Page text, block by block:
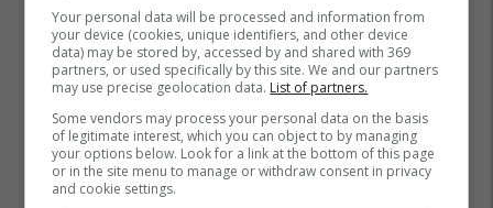
Plan B
Sigurimi i biznesit me NOVATRA
Vermögensberatung AG
NOVATRA
Your personal data will be processed and information from
your device (cookies, unique identifiers, and other device
data) may be stored by, accessed by and shared with 369
partners, or used specifically by this site. We and our partners
may use precise geolocation data. List of partners.
Some vendors may process your personal data on the basis
of legitimate interest, which you can object to by managing
your options below. Look for a link at the bottom of this page
or in the site menu to manage or withdraw consent in privacy
and cookie settings.